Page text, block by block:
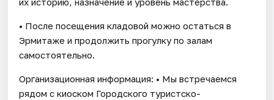
• После посещения кладовой можно остаться в
Эрмитаже и продолжить прогулку по залам
самостоятельно.
Организационная информация: • Мы встречаемся
рядом с киоском Городского туристско-